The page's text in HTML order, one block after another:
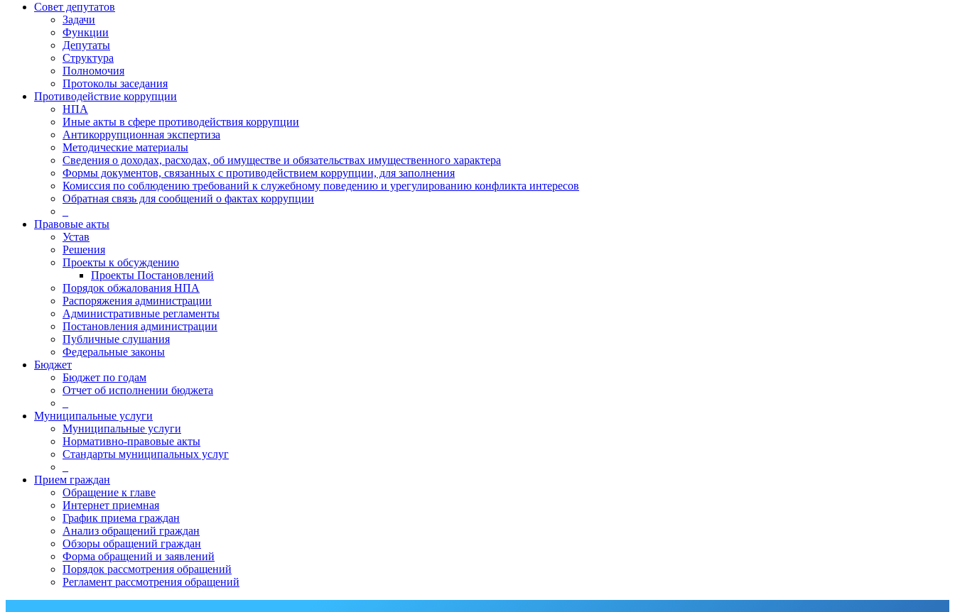
Совет депутатов
Задачи
Функции
Депутаты
Структура
Полномочия
Протоколы заседания
Противодействие коррупции
НПА
Иные акты в сфере противодействия коррупции
Антикоррупционная экспертиза
Методические материалы
Сведения о доходах, расходах, об имуществе и обязательствах имущественного характера
Формы документов, связанных с противодействием коррупции, для заполнения
Комиссия по соблюдению требований к служебному поведению и урегулированию конфликта интересов
Обратная связь для сообщений о фактах коррупции
Правовые акты
Устав
Решения
Проекты к обсуждению
Проекты Постановлений
Порядок обжалования НПА
Распоряжения администрации
Административные регламенты
Постановления администрации
Публичные слушания
Федеральные законы
Бюджет
Бюджет по годам
Отчет об исполнении бюджета
Муниципальные услуги
Муниципальные услуги
Нормативно-правовые акты
Стандарты муниципальных услуг
Прием граждан
Обращение к главе
Интернет приемная
График приема граждан
Анализ обращений граждан
Обзоры обращений граждан
Форма обращений и заявлений
Порядок рассмотрения обращений
Регламент рассмотрения обращений